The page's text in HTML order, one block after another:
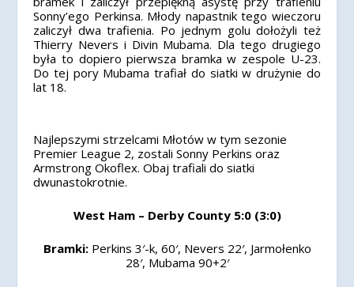
Sonny’ego Perkinsa. Młody napastnik tego wieczoru
zaliczył dwa trafienia. Po jednym golu dołożyli też
Thierry Nevers i Divin Mubama. Dla tego drugiego
była to dopiero pierwsza bramka w zespole U-23.
Do tej pory Mubama trafiał do siatki w drużynie do
lat 18.
Najlepszymi strzelcami Młotów w tym sezonie
Premier League 2, zostali Sonny Perkins oraz
Armstrong Okoflex. Obaj trafiali do siatki
dwunastokrotnie.
West Ham – Derby County 5:0 (3:0)
Bramki:Perkins 3′-k, 60′, Nevers 22′, Jarmołenko
28′, Mubama 90+2′